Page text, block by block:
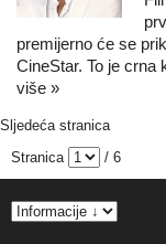
premijerno će se
CineStar. To je crna
više »
Sljedeća stranica
Stranica
/ 6